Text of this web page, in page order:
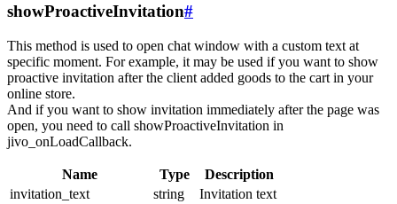
showProactiveInvitation#
This method is used to open chat window with a custom text at
specific moment. For example, it may be used if you want to show
proactive invitation after the client added goods to the cart in your
online store.
And if you want to show invitation immediately after the page was
open, you need to call showProactiveInvitation in
jivo_onLoadCallback.
Name Type
Description
invitation_text
string
Invitation text